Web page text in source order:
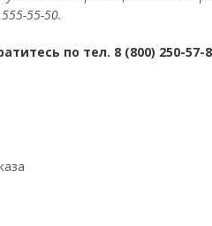
55-50.
по тел. 8 (800) 250-57-